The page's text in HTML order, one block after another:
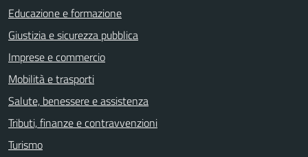
Educazione e formazione
Giustizia e sicurezza pubblica
Imprese e commercio
Mobilità e trasporti
Salute, benessere e assistenza
Tributi, finanze e contravvenzioni
Turismo